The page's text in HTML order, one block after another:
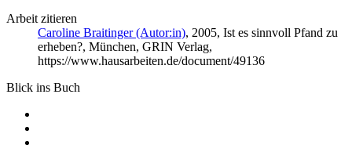
Arbeit zitieren
Caroline Braitinger (Autor:in), 2005, Ist es sinnvoll Pfand zu
erheben?, München, GRIN Verlag,
https://www.hausarbeiten.de/document/49136
Blick ins Buch